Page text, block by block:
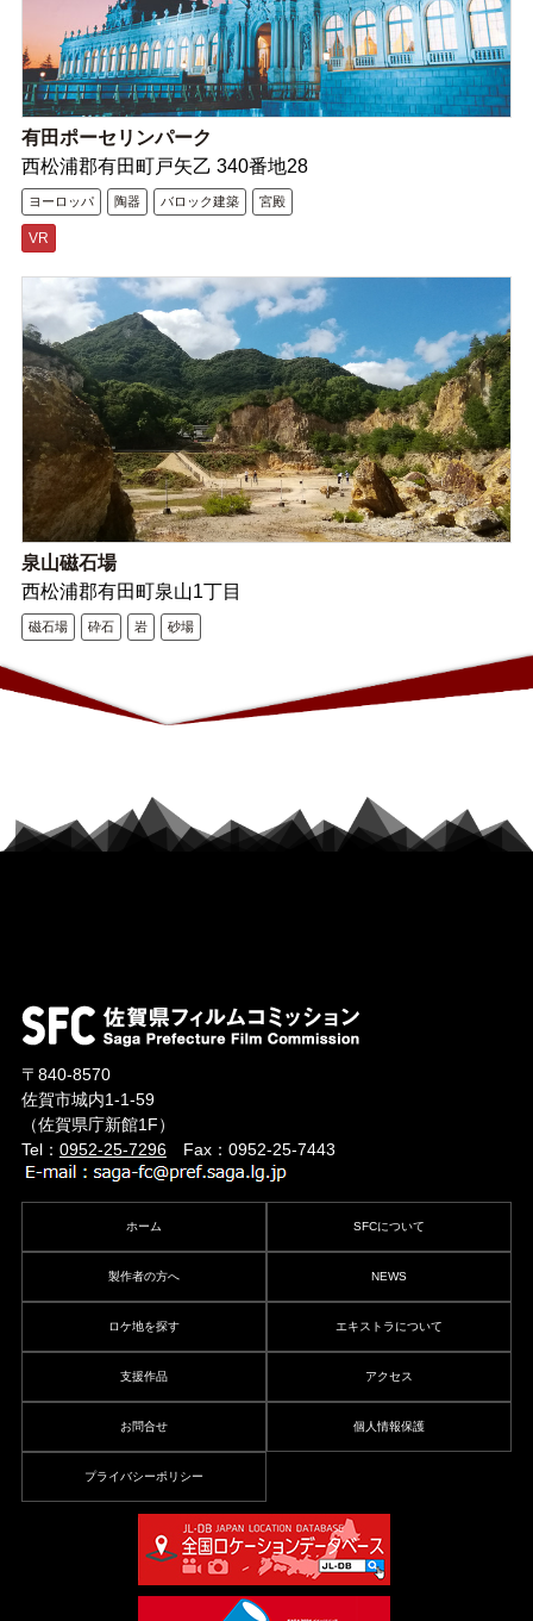
有田ポーセリンパーク
西松浦郡有田町戸矢乙 340番地28
ヨーロッパ 陶器 バロック建築 宮殿
VR
泉山磁石場
西松浦郡有田町泉山1丁目
磁石場 砕石 岩 砂場
〒840-8570
佐賀市城内1-1-59
（佐賀県庁新館1F）
Tel： 0952-25-7296Fax：0952-25-7443
ホーム SFCについて
製作者の方へ NEWS
ロケ地を探す エキストラについて
支援作品 アクセス
お問合せ 個人情報保護
プライバシーポリシー